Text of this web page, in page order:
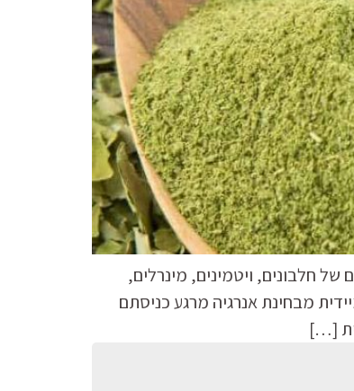
של חלבונים, ויטמינים, מינרלים,
מבחינת אנרגיה מרגע כניסתם
[…]